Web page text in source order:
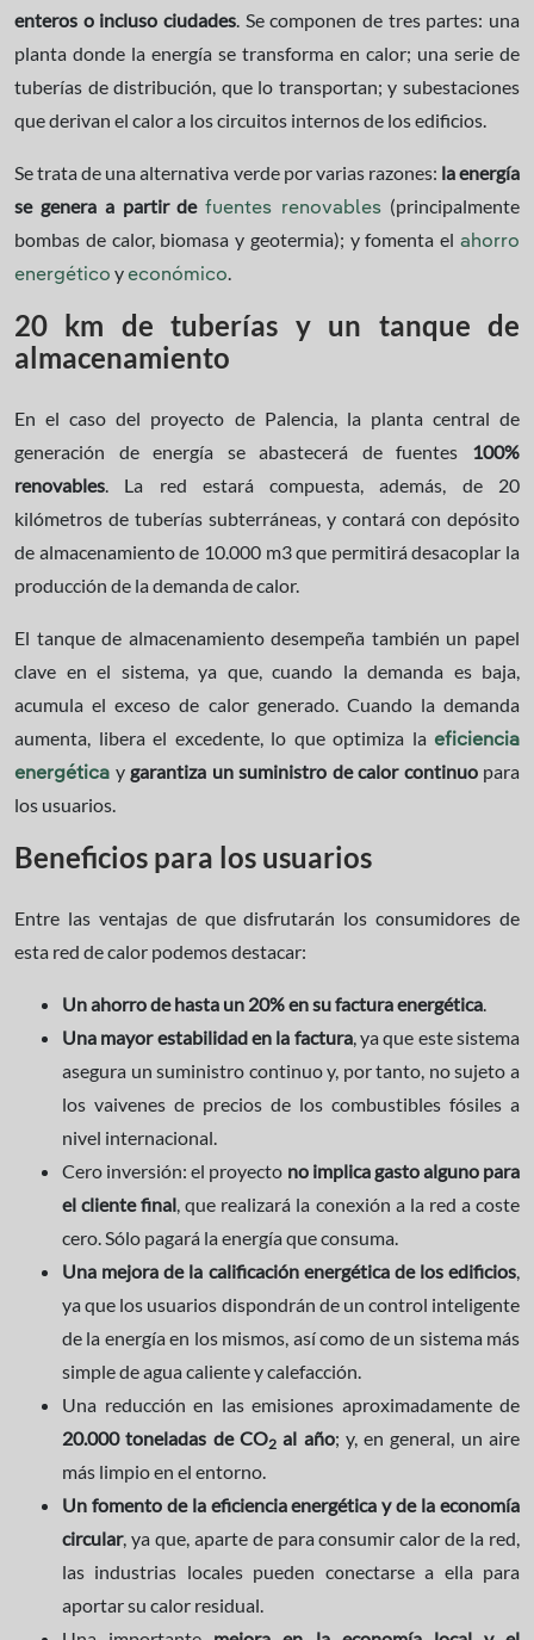
enteros o incluso ciudades. Se componen de tres partes: una
planta donde la energía se transforma en calor; una serie de
tuberías de distribución, que lo transportan; y subestaciones
que derivan el calor a los circuitos internos de los edificios.
Se trata de una alternativa verde por varias razones: la energía
se genera a partir defuentes renovables (principalmente
bombas de calor, biomasa y geotermia); y fomenta el ahorro
energético y económico.
20 km de tuberías y un tanque de
almacenamiento
En el caso del proyecto de Palencia, la planta central de
generación de energía se abastecerá de fuentes 100%
renovables. La red estará compuesta, además, de 20
kilómetros de tuberías subterráneas, y contará con depósito
de almacenamiento de 10.000 m3 que permitirá desacoplar la
producción de la demanda de calor.
El tanque de almacenamiento desempeña también un papel
clave en el sistema, ya que, cuando la demanda es baja,
acumula el exceso de calor generado. Cuando la demanda
aumenta, libera el excedente, lo que optimiza la eficiencia
energética y garantiza un suministro de calor continuopara
los usuarios.
Beneficios para los usuarios
Entre las ventajas de que disfrutarán los consumidores de
esta red de calor podemos destacar:
Un ahorro de hasta un 20% en su factura energética.
Una mayor estabilidad en la factura, ya que este sistema
asegura un suministro continuo y, por tanto, no sujeto a
los vaivenes de precios de los combustibles fósiles a
nivel internacional.
Cero inversión: el proyecto no implica gasto alguno para
el cliente final, que realizará la conexión a la red a coste
cero. Sólo pagará la energía que consuma.
Una mejora de la calificación energética de los edificios,
ya que los usuarios dispondrán de un control inteligente
de la energía en los mismos, así como de un sistema más
simple de agua caliente y calefacción.
Una reducción en las emisiones aproximadamente de
20.000 toneladas de CO2al año; y, en general, un aire
más limpio en el entorno.
Un fomento de la eficiencia energética y de la economía
circular, ya que, aparte de para consumir calor de la red,
las industrias locales pueden conectarse a ella para
aportar su calor residual.